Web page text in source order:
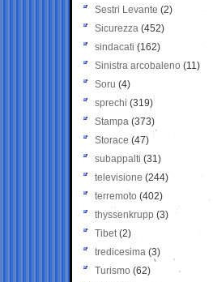
Sestri Levante (2)
Sicurezza (452)
sindacati (162)
Sinistra arcobaleno (11)
Soru (4)
sprechi (319)
Stampa (373)
Storace (47)
subappalti (31)
televisione(244)
terremoto (402)
thyssenkrupp (3)
Tibet(2)
tredicesima (3)
Turismo (62)